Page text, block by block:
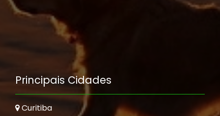
Principais Cidades
Curitiba